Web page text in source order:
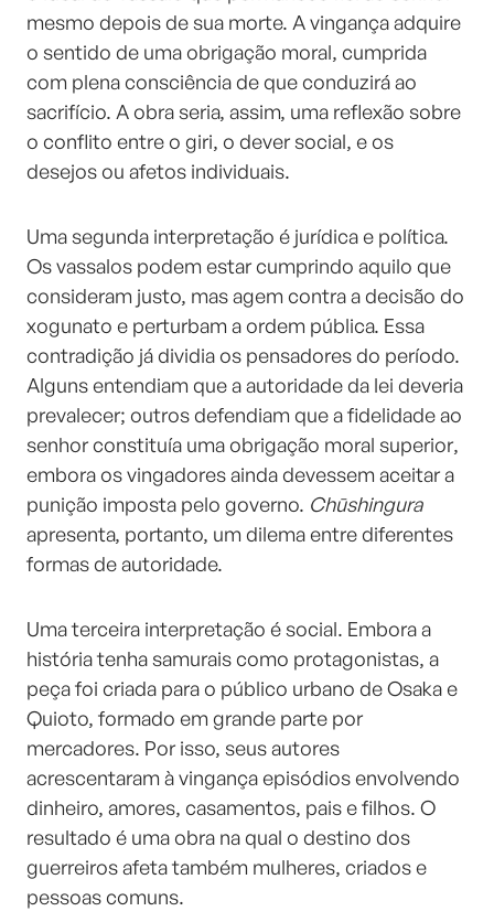
mesmo depois de sua morte. A vingança adquire
o sentido de uma obrigação moral, cumprida
com plena consciência de que conduzirá ao
sacrifício. A obra seria, assim, uma reflexão sobre
o conflito entre o giri, o dever social, e os
desejos ou afetos individuais.
Uma segunda interpretação é jurídica e política.
Os vassalos podem estar cumprindo aquilo que
consideram justo, mas agem contra a decisão do
xogunato e perturbam a ordem pública. Essa
contradição já dividia os pensadores do período.
Alguns entendiam que a autoridade da lei deveria
prevalecer; outros defendiam que a fidelidade ao
senhor constituía uma obrigação moral superior,
embora os vingadores ainda devessem aceitar a
punição imposta pelo governo. Chūshingura
apresenta, portanto, um dilema entre diferentes
formas de autoridade.
Uma terceira interpretação é social. Embora a
história tenha samurais como protagonistas, a
peça foi criada para o público urbano de Osaka e
Quioto, formado em grande parte por
mercadores. Por isso, seus autores
acrescentaram à vingança episódios envolvendo
dinheiro, amores, casamentos, pais e filhos. O
resultado é uma obra na qual o destino dos
guerreiros afeta também mulheres, criados e
pessoas comuns.